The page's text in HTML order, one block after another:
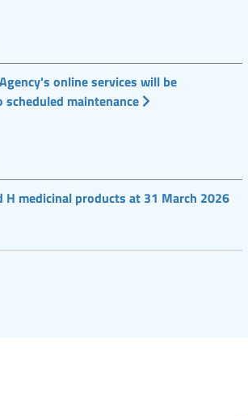
online services will be
scheduled maintenance
H medicinal products at 31 March 2026